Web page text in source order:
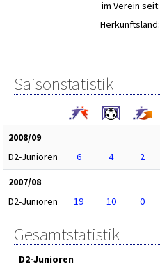
im Verein seit:
Herkunftsland:
Saisonstatistik
2008/09
D2-Junioren
6 4 2
2007/08
D2-Junioren
19 10 0
Gesamtstatistik
D2-Junioren